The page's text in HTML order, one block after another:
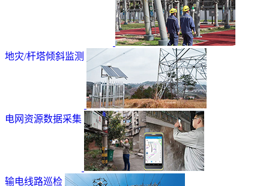
地灾/杆塔倾斜监测
电网资源数据采集
输电线路巡检